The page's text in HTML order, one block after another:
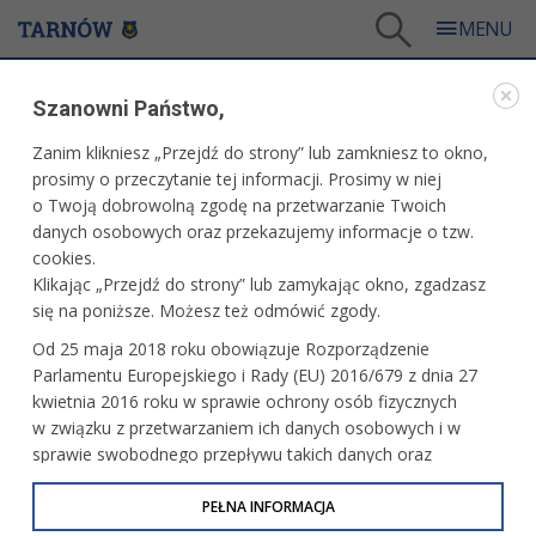
KULTURA
Malowali ziemię tarnowską. Plener
„Otwarte drzwi”
Ciepłe rytmy w piwnicach TCK
Architektura dwudziestolecia
międzywojennego na przykładzie Mościc
Szanowni Państwo,
Zanim klikniesz „Przejdź do strony” lub zamkniesz to okno,
prosimy o przeczytanie tej informacji. Prosimy w niej
o Twoją dobrowolną zgodę na przetwarzanie Twoich
danych osobowych oraz przekazujemy informacje o tzw.
cookies.
Klikając „Przejdź do strony” lub zamykając okno, zgadzasz
się na poniższe. Możesz też odmówić zgody.
Od 25 maja 2018 roku obowiązuje Rozporządzenie
Parlamentu Europejskiego i Rady (EU) 2016/679 z dnia 27
kwietnia 2016 roku w sprawie ochrony osób fizycznych
w związku z przetwarzaniem ich danych osobowych i w
sprawie swobodnego przepływu takich danych oraz
uchylenia dyrektywy 95/46/WE (określane jako RODO, GDPR
lub Ogólne Rozporządzenie o Ochronie Danych
PEŁNA INFORMACJA